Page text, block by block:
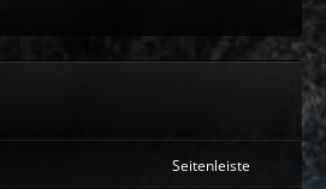
Seitenleiste